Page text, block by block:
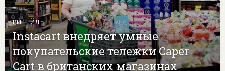
РИТЕЙЛ
Instacart внедряет умные
покупательские тележки Caper
Cart в британских магазинах